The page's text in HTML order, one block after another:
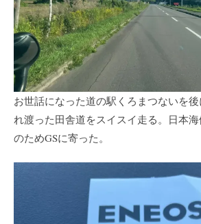
お世話になった道の駅くろまつないを
れ渡った田舎道をスイスイ走る。日本
のためGSに寄った。